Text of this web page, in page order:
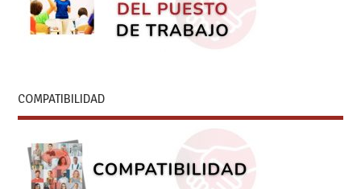
COMPATIBILIDAD